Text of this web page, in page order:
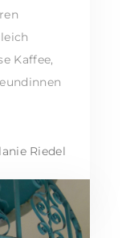
Kaffee,
Riedel